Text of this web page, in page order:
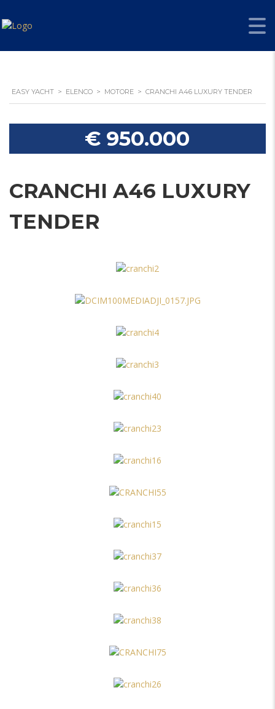
EASY YACHT > ELENCO > MOTORE > CRANCHI A46 LUXURY TENDER
€ 950.000
CRANCHI A46 LUXURY
TENDER